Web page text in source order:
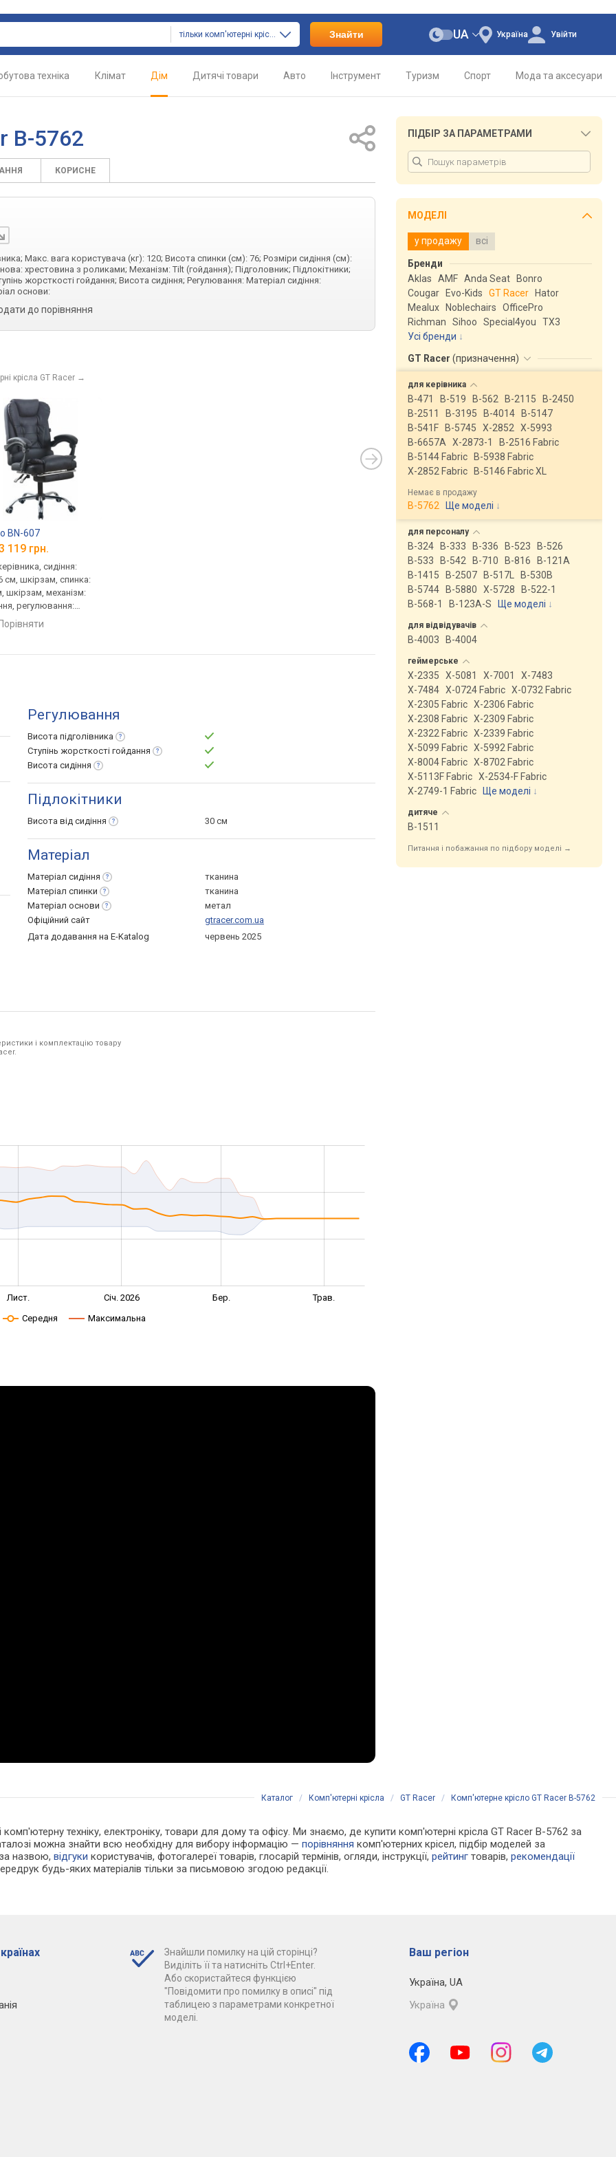
тільки комп'ютерні крісла Знайти Україна
UA Увійти
техніка Клімат Дім Дитячі товари Авто Інструмент Туризм Спорт Мода та аксесуари
B-5762
КОРИСНЕ
Макс. вага користувача (кг): 120; Висота спинки (см): 76; Розміри сидіння (см):
хрестовина з роликами; Механізм: Tilt (гойдання); Підголовник; Підлокітники;
жорсткості гойдання; Висота сидіння; Регулювання: Матеріал сидіння:
основи:
до порівняння
крісла GT Racer →
BN-607
119 грн.
сидіння:
см, шкірзам, спинка:
шкірзам, механізм:
регулювання:
жорсткості
порівняти
Регулювання
Висота підголівника
Ступінь жорсткості гойдання
Висота сидіння
Підлокітники
Висота від сидіння 30 см
Матеріал
Матеріал сидіння
тканина
Матеріал спинки
тканина
Матеріал основи
метал
Офіційний сайт
gtracer.com.ua
Дата додавання на E-Katalog
червень 2025
і комплектацію товару
Лист. Січ. 2026 Бер. Трав.
Середня Максимальна
ПІДБІР ЗА ПАРАМЕТРАМИ
МОДЕЛІ
у продажу всі
Бренди
Aklas
AMF Anda Seat
Bonro
Cougar
Evo-Kids GT Racer
Hator
Mealux
Noblechairs
OfficePro
Richman
Sihoo Special4you
ТX3
Усі бренди
GT Racer (призначення)
для керівника
B-471 B-519 B-562 B-2115
B-2450
B-2511
B-3195 B-4014
B-5147
B-541F
B-5745 X-2852
X-5993
B-6657A
X-2873-1
B-2516 Fabric
B-5144 Fabric
B-5938 Fabric
X-2852 Fabric
B-5146 Fabric XL
Немає в продажу
B-5762 Ще моделі ↓
для персоналу
B-324 B-333 B-336 B-523
B-526
B-533
B-542 B-710 B-816
B-121A
B-1415
B-2507 B-517L
B-530B
B-5744
B-5880 X-5728
B-522-1
B-568-1
B-123A-S Ще моделі ↓
для відвідувачів
B-4003 B-4004
геймерське
X-2335 X-5081 X-7001
X-7483
X-7484 X-0724 Fabric X-0732 Fabric
X-2305 Fabric X-2306 Fabric
X-2308 Fabric X-2309 Fabric
X-2322 Fabric X-2339 Fabric
X-5099 Fabric X-5992 Fabric
X-8004 Fabric X-8702 Fabric
X-5113F Fabric X-2534-F Fabric
X-2749-1 Fabric
Ще моделі ↓
дитяче
B-1511
Питання і побажання по підбору моделі →
Каталог / Комп'ютерні крісла / GT Racer / Комп'ютерне крісло GT Racer B-5762
комп'ютерну техніку, електроніку, товари для дому та офісу. Ми знаємо, де купити комп'ютерні крісла GT Racer B-5762 за
можна знайти всю необхідну для вибору інформацію —порівняння комп'ютерних крісел, підбір моделей за
назвою,відгуки користувачів, фотогалереї товарів, глосарій термінів, огляди, інструкції,рейтинг товарів,рекомендації
будь-яких матеріалів тільки за письмовою згодою редакції.
Знайшли помилку на цій сторінці?
Виділіть її та натисніть Ctrl+Enter.
Або скористайтеся функцією
"Повідомити про помилку в описі" під
таблицею з параметрами конкретної
моделі.
Ваш регіон
Україна, UA
Україна